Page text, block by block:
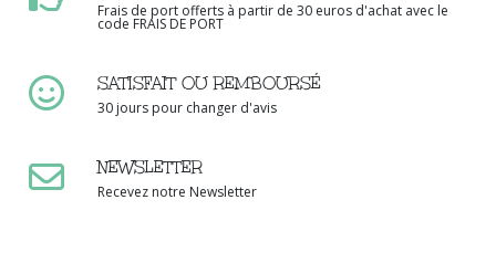
Frais de port offerts à partir de 30 euros d'achat avec le
code FRAIS DE PORT
SATISFAIT OU REMBOURSÉ
30 jours pour changer d'avis
NEWSLETTER
Recevez notre Newsletter